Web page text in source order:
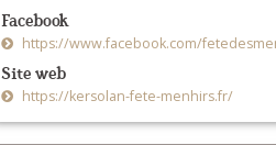
Facebook
https://www.facebook.com/
Site web
https://kersolan-fete-menhirs.fr/